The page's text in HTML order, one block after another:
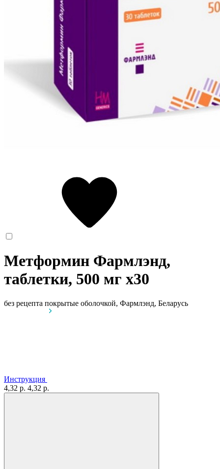
Метформин Фармлэнд,
таблетки, 500 мг x30
без рецепта покрытые оболочкой, Фармлэнд, Беларусь
Инструкция
4,32 р. 4,32 р.